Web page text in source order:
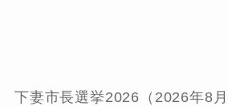
下妻市長選挙2026（2026年8